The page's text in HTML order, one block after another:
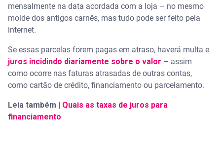
mensalmente na data acordada com a loja – no mesmo
molde dos antigos carnês, mas tudo pode ser feito pela
internet.
Se essas parcelas forem pagas em atraso, haverá multa e
juros incidindo diariamente sobre o valor – assim
como ocorre nas faturas atrasadas de outras contas,
como cartão de crédito, financiamento ou parcelamento.
Leia também | Quais as taxas de juros para
financiamento